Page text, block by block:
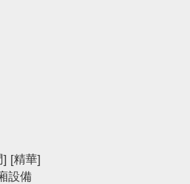
] [精華]
設備